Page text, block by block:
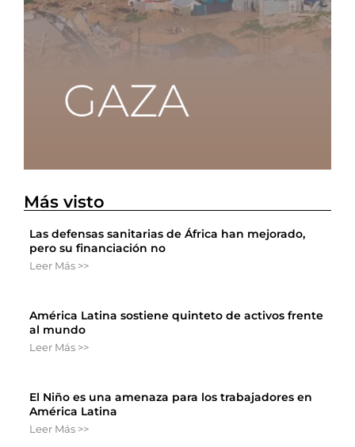
Más visto
Las defensas sanitarias de África han mejorado,
pero su financiación no
Leer Más >>
América Latina sostiene quinteto de activos frente
al mundo
Leer Más >>
El Niño es una amenaza para los trabajadores en
América Latina
Leer Más >>